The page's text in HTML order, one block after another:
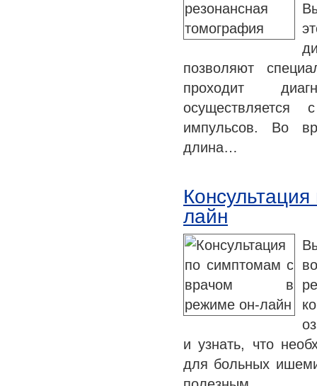
позволяют
проходит
импульсов. Во
длина…
лайн
и узнать, что
для больных